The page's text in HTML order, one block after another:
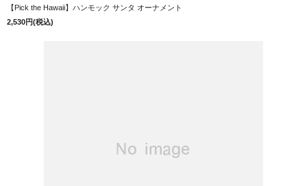
【Pick the Hawaii】ハンモック サンタ オーナメント
2,530円(税込)